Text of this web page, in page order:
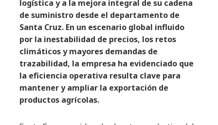
logística y a la mejora integral de su cadena
de suministro desde el departamento de
Santa Cruz. En un escenario global influido
por la inestabilidad de precios, los retos
climáticos y mayores demandas de
trazabilidad, la empresa ha evidenciado que
la eficiencia operativa resulta clave para
mantener y ampliar la exportación de
productos agrícolas.